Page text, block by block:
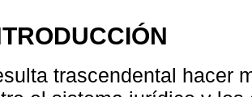
trascendental hacer